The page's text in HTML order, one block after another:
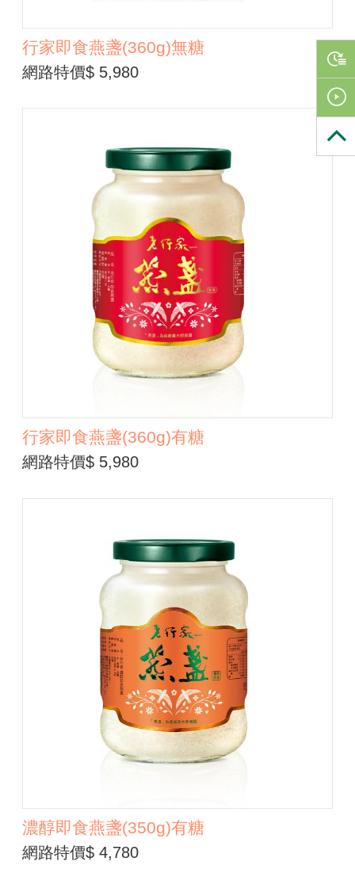
行家即食燕盞(360g)無糖
網路特價$ 5,980
行家即食燕盞(360g)有糖
網路特價$ 5,980
濃醇即食燕盞(350g)有糖
網路特價$ 4,780